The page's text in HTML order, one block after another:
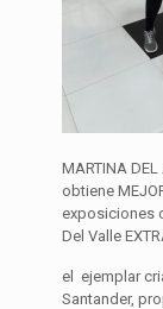
MARTINA DEL
obtiene
exposiciones
Del Valle
el ejemplar
Santander,